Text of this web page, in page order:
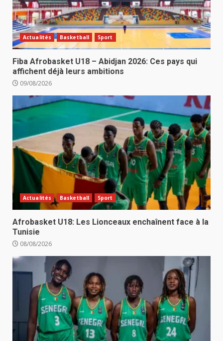
Actualités Basketball Sport
Fiba Afrobasket U18 – Abidjan 2026: Ces pays qui
affichent déjà leurs ambitions
09/08/2026
Actualités Basketball Sport
Afrobasket U18: Les Lionceaux enchaînent face à la
Tunisie
08/08/2026